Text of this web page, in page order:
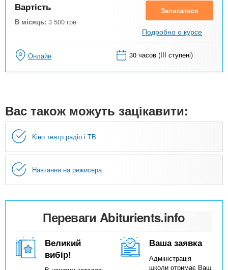
Вартість
В місяць: 3 500 грн
Записатися
Подробно о курсе
Онлайн 30 часов (ІІІ ступені)
Вас також можуть зацікавити:
Кіно театр радіо і ТВ
Навчання на режисера
Переваги Abiturients.info
Великий
вибір!
Ваша заявка
Адміністрація
школи отримає Ваш